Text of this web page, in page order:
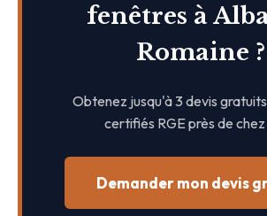
fenêtres à
Romaine ?
Obtenez jusqu'à 3 devis
certifiés RGE près de chez
Demander mon devis